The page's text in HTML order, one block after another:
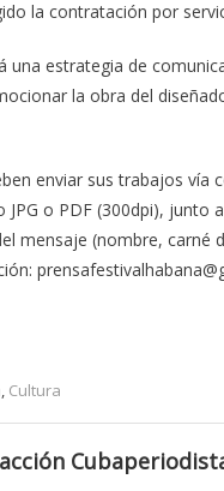
la contratación por
una estrategia de
la obra del
enviar sus trabajos vía
o PDF (300dpi), junto
mensaje (nombre, carné
, Cultura